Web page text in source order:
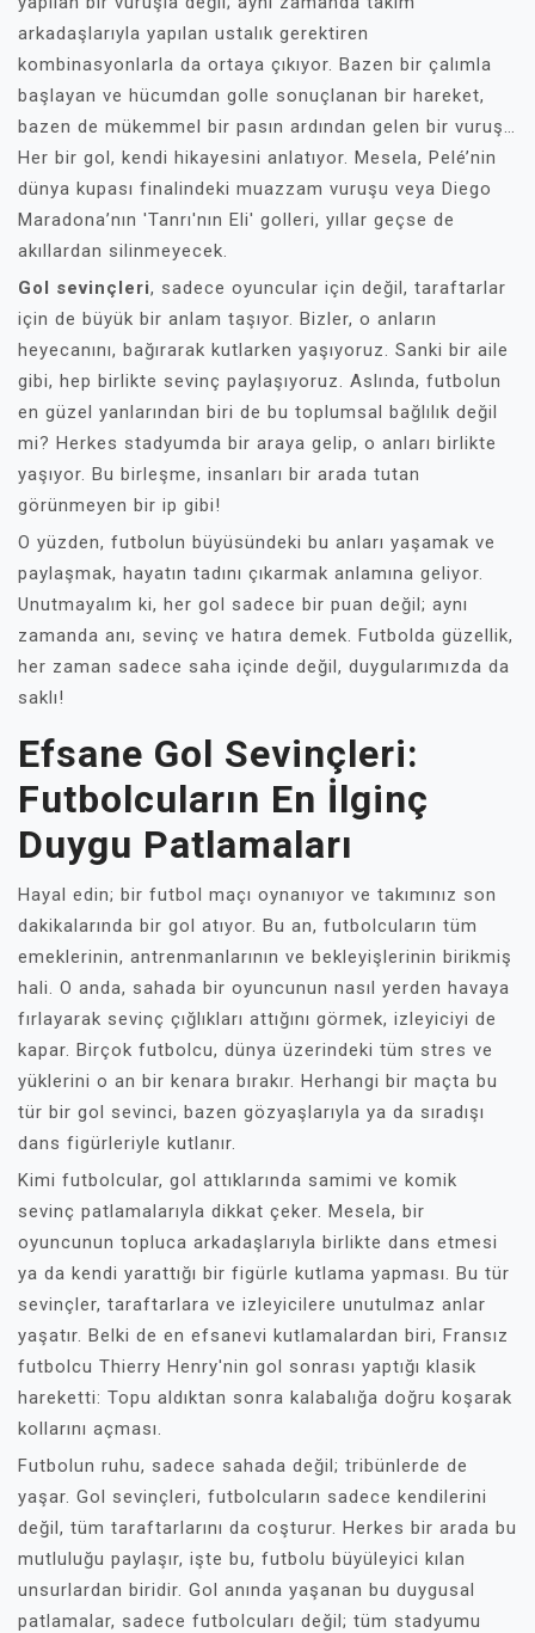
arkadaşlarıyla yapılan ustalık gerektiren
kombinasyonlarla da ortaya çıkıyor. Bazen bir çalımla
başlayan ve hücumdan golle sonuçlanan bir hareket,
bazen de mükemmel bir pasın ardından gelen bir vuruş…
Her bir gol, kendi hikayesini anlatıyor. Mesela, Pelé’nin
dünya kupası finalindeki muazzam vuruşu veya Diego
Maradona’nın 'Tanrı'nın Eli' golleri, yıllar geçse de
akıllardan silinmeyecek.
Gol sevinçleri, sadece oyuncular için değil, taraftarlar
için de büyük bir anlam taşıyor. Bizler, o anların
heyecanını, bağırarak kutlarken yaşıyoruz. Sanki bir aile
gibi, hep birlikte sevinç paylaşıyoruz. Aslında, futbolun
en güzel yanlarından biri de bu toplumsal bağlılık değil
mi? Herkes stadyumda bir araya gelip, o anları birlikte
yaşıyor. Bu birleşme, insanları bir arada tutan
görünmeyen bir ip gibi!
O yüzden, futbolun büyüsündeki bu anları yaşamak ve
paylaşmak, hayatın tadını çıkarmak anlamına geliyor.
Unutmayalım ki, her gol sadece bir puan değil; aynı
zamanda anı, sevinç ve hatıra demek. Futbolda güzellik,
her zaman sadece saha içinde değil, duygularımızda da
saklı!
Efsane Gol Sevinçleri:
Futbolcuların En İlginç
Duygu Patlamaları
Hayal edin; bir futbol maçı oynanıyor ve takımınız son
dakikalarında bir gol atıyor. Bu an, futbolcuların tüm
emeklerinin, antrenmanlarının ve bekleyişlerinin birikmiş
hali. O anda, sahada bir oyuncunun nasıl yerden havaya
fırlayarak sevinç çığlıkları attığını görmek, izleyiciyi de
kapar. Birçok futbolcu, dünya üzerindeki tüm stres ve
yüklerini o an bir kenara bırakır. Herhangi bir maçta bu
tür bir gol sevinci, bazen gözyaşlarıyla ya da sıradışı
dans figürleriyle kutlanır.
Kimi futbolcular, gol attıklarında samimi ve komik
sevinç patlamalarıyla dikkat çeker. Mesela, bir
oyuncunun topluca arkadaşlarıyla birlikte dans etmesi
ya da kendi yarattığı bir figürle kutlama yapması. Bu tür
sevinçler, taraftarlara ve izleyicilere unutulmaz anlar
yaşatır. Belki de en efsanevi kutlamalardan biri, Fransız
futbolcu Thierry Henry'nin gol sonrası yaptığı klasik
hareketti: Topu aldıktan sonra kalabalığa doğru koşarak
kollarını açması.
Futbolun ruhu, sadece sahada değil; tribünlerde de
yaşar. Gol sevinçleri, futbolcuların sadece kendilerini
değil, tüm taraftarlarını da coşturur. Herkes bir arada bu
mutluluğu paylaşır, işte bu, futbolu büyüleyici kılan
unsurlardan biridir. Gol anında yaşanan bu duygusal
patlamalar, sadece futbolcuları değil; tüm stadyumu